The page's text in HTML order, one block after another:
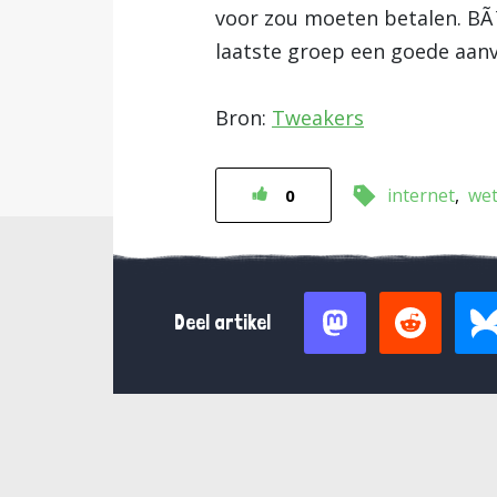
voor zou moeten betalen.
laatste groep een goede
Bron: Tweakers
0 internet
Deel artikel